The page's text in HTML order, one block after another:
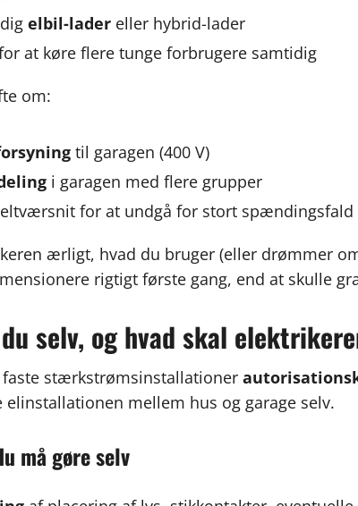
elbil-lader eller hybrid-lader
at køre flere tunge forbrugere samtidig
om:
til garagen (400 V)
i garagen med flere grupper
for at undgå for stort spændingsfald
ærligt, hvad du bruger (eller drømmer
rigtigt første gang, end at skulle
selv, og hvad skal
faste stærkstrømsinstallationer
elinstallationen mellem hus og garage selv.
må gøre selv